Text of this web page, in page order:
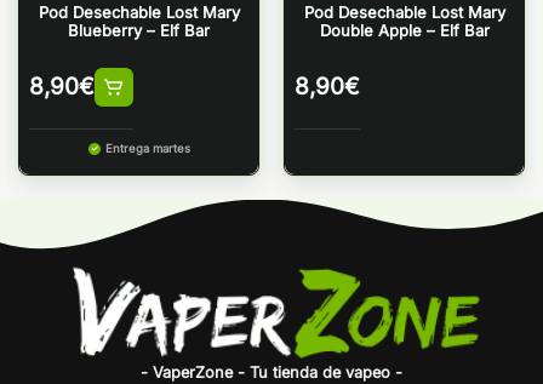
Pod Desechable Lost Mary
Blueberry – Elf Bar
8,90€
Entrega martes
Pod Desechable Lost Mary
Double Apple – Elf Bar
8,90€
- VaperZone - Tu tienda de vapeo -